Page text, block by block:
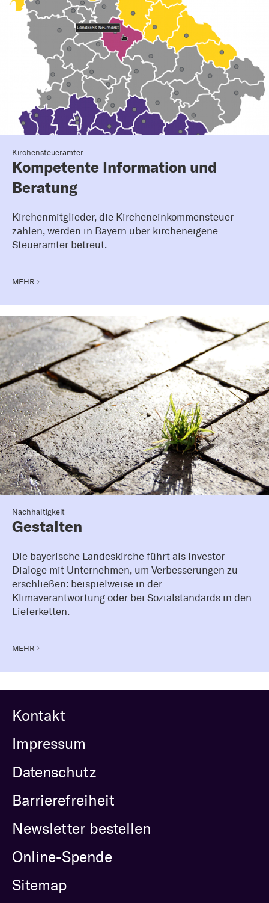
Kirchensteuerämter
Kompetente Information und
Beratung
Kirchenmitglieder, die Kircheneinkommensteuer
zahlen, werden in Bayern über kircheneigene
Steuerämter betreut.
MEHR
Nachhaltigkeit
Gestalten
Die bayerische Landeskirche führt als Investor
Dialoge mit Unternehmen, um Verbesserungen zu
erschließen: beispielweise in der
Klimaverantwortung oder bei Sozialstandards in den
Lieferketten.
MEHR
Kontakt
Impressum
Datenschutz
Barrierefreiheit
Newsletter bestellen
Online-Spende
Sitemap